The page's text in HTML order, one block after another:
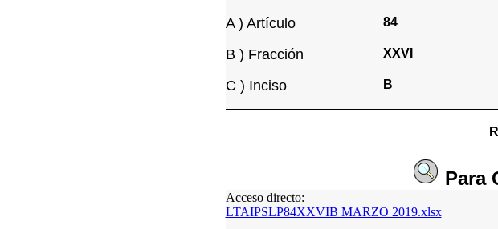
A ) Artículo 84
B ) Fracción XXVI
C ) Inciso B
Para
Acceso directo:
LTAIPSLP84XXVIB MARZO 2019.xlsx